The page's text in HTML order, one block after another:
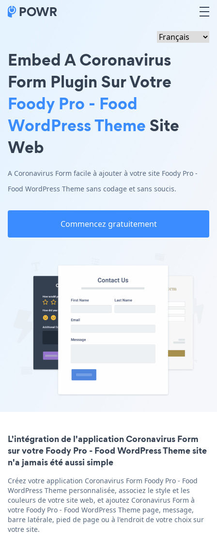
Embed A Coronavirus
Form Plugin Sur Votre
Foody Pro - Food
WordPress ThemeSite
Web
A Coronavirus Form facile à ajouter à votre site Foody Pro -
Food WordPress Theme sans codage et sans soucis.
Commencez gratuitement
L'intégration de l'application Coronavirus Form
sur votre Foody Pro - Food WordPress Theme site
n'a jamais été aussi simple
Créez votre application Coronavirus Form Foody Pro - Food
WordPress Theme personnalisée, associez le style et les
couleurs de votre site web, et ajoutez Coronavirus Form à
votre Foody Pro - Food WordPress Theme page, message,
barre latérale, pied de page ou à l'endroit de votre choix sur
votre site.